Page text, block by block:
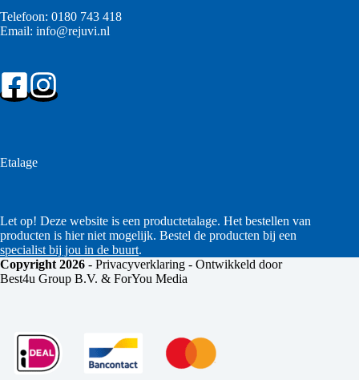
Telefoon: 0180 743 418
Email: info@rejuvi.nl
Etalage
Let op! Deze website is een productetalage. Het bestellen van
producten is hier niet mogelijk. Bestel de producten bij een
specialist bij jou in de buurt.
Copyright 2026 - Privacyverklaring - Ontwikkeld door
Best4u Group B.V. & ForYou Media